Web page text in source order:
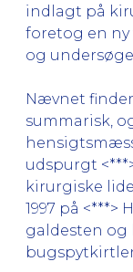
indlagt på
foretog en
og
Nævnet
summarisk,
udspurgt
kirurgiske
1997 på
galdesten og